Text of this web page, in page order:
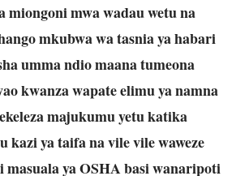
miongoni mwa wadau wetu na
mkubwa watasnia ya habari
umma ndio maana tumeona
kwanza wapate elimu ya namna
majukumu yetu katika
kazi ya taifa na vile vile waweze
yaOSHA basi wanaripoti